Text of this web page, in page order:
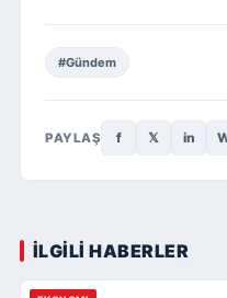
#Gündem
PAYLAŞ f 𝕏 in
İLGİLİ HABERLER